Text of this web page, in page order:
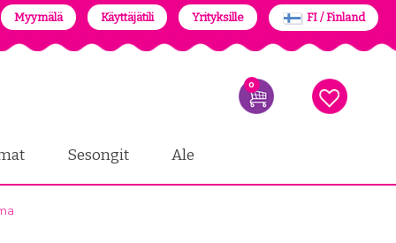
Myymälä Käyttäjätili Yrityksille FI / Finland
0
Sesongit Ale